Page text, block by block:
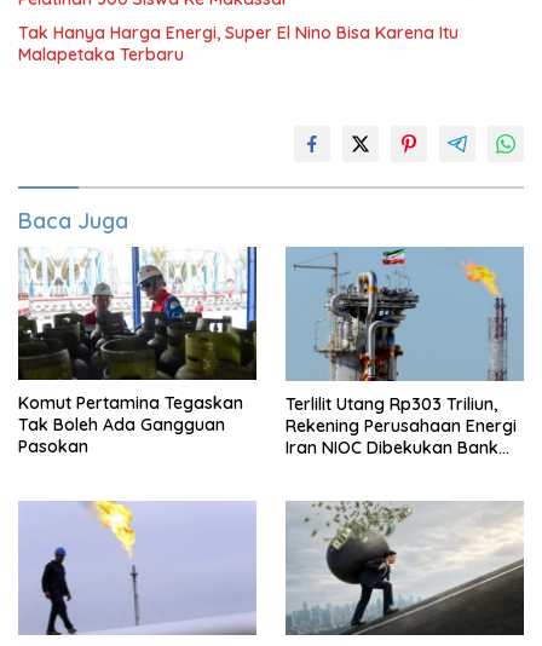
Tak Hanya Harga Energi, Super El Nino Bisa Karena Itu
Malapetaka Terbaru
Baca Juga
Komut Pertamina Tegaskan
Tak Boleh Ada Gangguan
Pasokan
Terlilit Utang Rp303 Triliun,
Rekening Perusahaan Energi
Iran NIOC Dibekukan Bank